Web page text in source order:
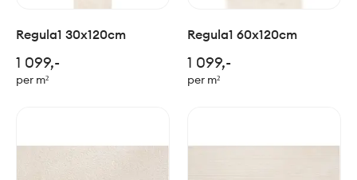
Regula1 30x120cm
1 099,-
per m²
Regula1 60x120cm
1 099,-
per m²